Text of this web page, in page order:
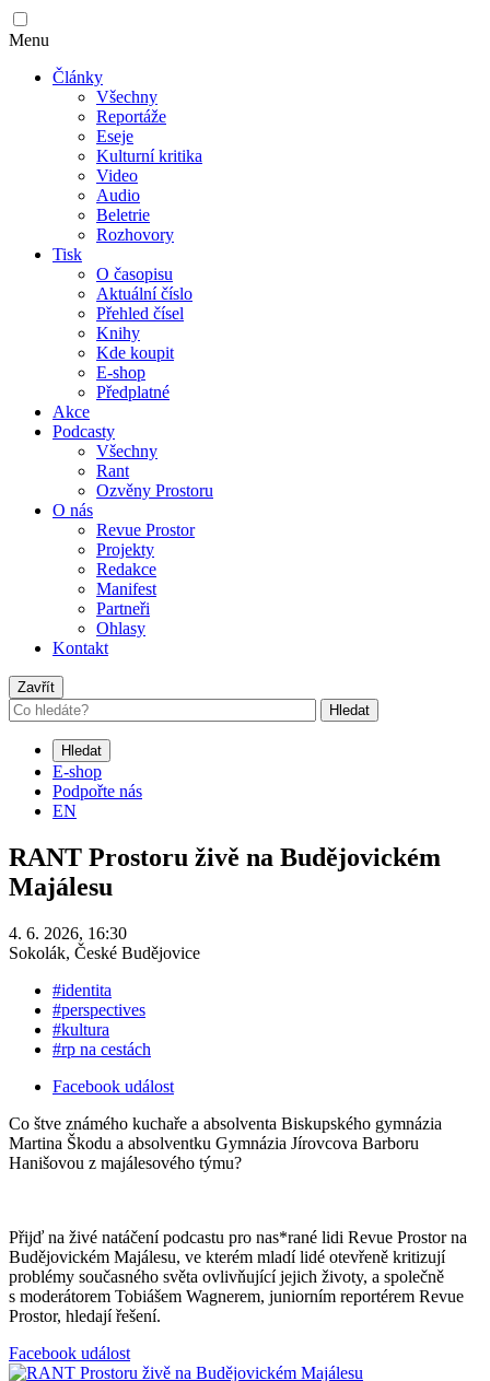
Menu
Články
Všechny
Reportáže
Eseje
Kulturní kritika
Video
Audio
Beletrie
Rozhovory
Tisk
O časopisu
Aktuální číslo
Přehled čísel
Knihy
Kde koupit
E-shop
Předplatné
Akce
Podcasty
Všechny
Rant
Ozvěny Prostoru
O nás
Revue Prostor
Projekty
Redakce
Manifest
Partneři
Ohlasy
Kontakt
Zavřít
Hledat
Hledat
E-shop
Podpořte nás
EN
RANT Prostoru živě na Budějovickém
Majálesu
4. 6. 2026, 16:30
Sokolák, České Budějovice
#identita
#perspectives
#kultura
#rp na cestách
Facebook událost
Co štve známého kuchaře a absolventa Biskupského gymnázia
Martina Škodu a absolventku Gymnázia Jírovcova Barboru
Hanišovou z majálesového týmu?
Přijď na živé natáčení podcastu pro nas*rané lidi Revue Prostor na
Budějovickém Majálesu, ve kterém mladí lidé otevřeně kritizují
problémy současného světa ovlivňující jejich životy, a společně
s moderátorem Tobiášem Wagnerem, juniorním reportérem Revue
Prostor, hledají řešení.
Facebook událost